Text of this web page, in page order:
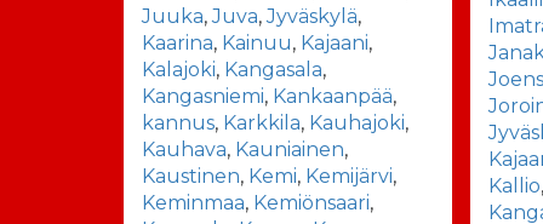
Juuka,Juva,Jyväskylä,
Kaarina, Kainuu, Kajaani,
Kalajoki, Kangasala,
Kangasniemi, Kankaanpää,
kannus, Karkkila, Kauhajoki,
Kauhava, Kauniainen,
Kaustinen, Kemi, Kemijärvi,
Keminmaa, Kemiönsaari,
Kallio